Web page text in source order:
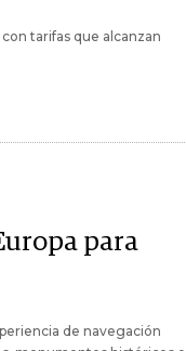
tarifas que alcanzan
para
de navegación